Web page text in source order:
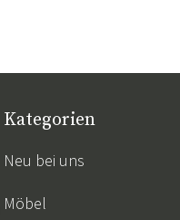
Kategorien
Neu bei uns
Möbel